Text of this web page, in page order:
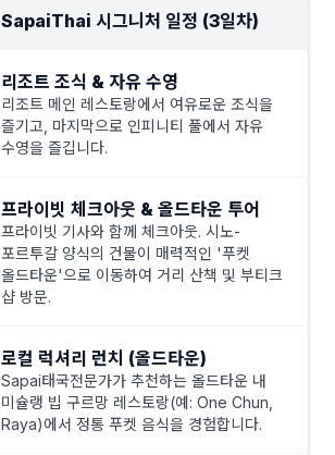
SapaiThai 시그니처 일정 (3일차)
리조트 조식 & 자유 수영
리조트 메인 레스토랑에서 여유로운 조식을
즐기고, 마지막으로 인피니티 풀에서 자유
수영을 즐깁니다.
프라이빗 체크아웃 & 올드타운 투어
프라이빗 기사와 함께 체크아웃. 시노-
포르투갈 양식의 건물이 매력적인 '푸켓
올드타운'으로 이동하여 거리 산책 및 부티크
샵 방문.
로컬 럭셔리 런치 (올드타운)
Sapai태국전문가가 추천하는 올드타운 내
미슐랭 빕 구르망 레스토랑(예: One Chun,
Raya)에서 정통 푸켓 음식을 경험합니다.